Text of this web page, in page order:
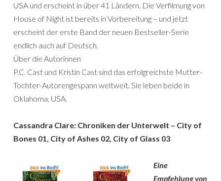
USA und erscheint in über 41 Ländern. Die Verfilmung von
House of Night ist bereits in Vorbereitung – und jetzt
erscheint der erste Band der neuen Bestseller-Serie
endlich auch auf Deutsch.
Über die Autorinnen
P.C. Cast und Kristin Cast sind das erfolgreichste Mutter-
Tochter-Autorengespann weltweit. Sie leben beide in
Oklahoma, USA.
Cassandra Clare: Chroniken der Unterwelt – City of
Bones 01, City of Ashes 02, City of Glass 03
Eine
Empfehlung von